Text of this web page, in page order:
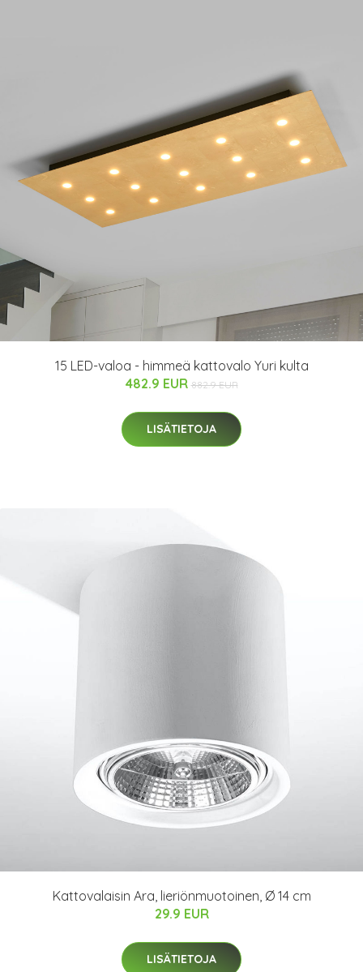
15 LED-valoa - himmeä kattovalo Yuri kulta
482.9 EUR 882.9 EUR
LISÄTIETOJA
Kattovalaisin Ara, lieriönmuotoinen, Ø 14 cm
29.9 EUR
LISÄTIETOJA